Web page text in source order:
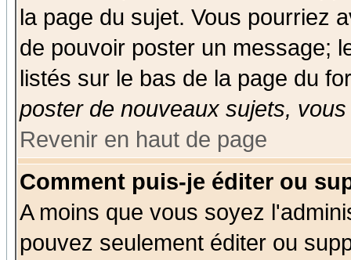
la page du sujet. Vous pourriez
de pouvoir poster un message;
listés sur le bas de la page du
poster de nouveaux sujets,
Revenir en haut de page
Comment puis-je éditer ou
A moins que vous soyez
pouvez seulement éditer ou